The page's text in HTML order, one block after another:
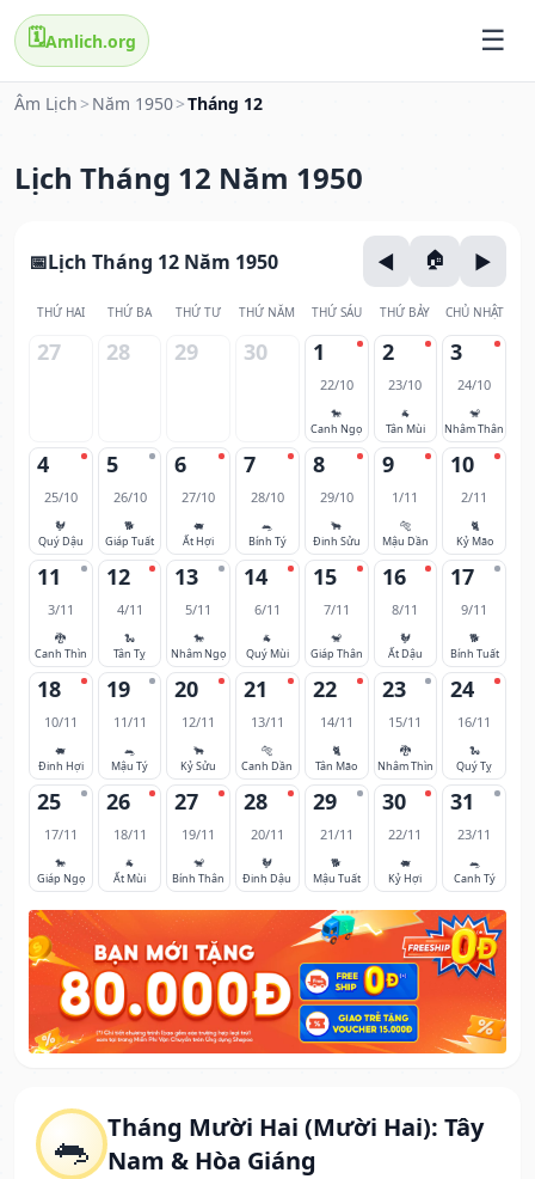
🗓️Amlich.org
Âm Lịch > Năm 1950>Tháng 12
Lịch Tháng 12 Năm 1950
🐀 Tháng Mười Hai (Mười Hai): Tây
Nam & Hòa Giáng
Lịch Tháng 12 Năm 1950
THỨ HAI THỨ BA THỨ TƯ THỨ NĂM THỨ SÁU THỨ BẢY CHỦ NHẬT
27 28 29 30 1
22/10
🐎
Canh Ngọ
2
23/10
🐐
Tân Mùi
3
24/10
🐒
Nhâm Thân
4
25/10
🐓
Quý Dậu
5
26/10
🐕
Giáp Tuất
6
27/10
🐖
Ất Hợi
7
28/10
🐀
Bính Tý
8
29/10
🐂
Đinh Sửu
9
1/11
🐅
Mậu Dần
10
2/11
🐈
Kỷ Mão
11
3/11
🐉
Canh Thìn
12
4/11
🐍
Tân Tỵ
13
5/11
🐎
Nhâm Ngọ
14
6/11
🐐
Quý Mùi
15
7/11
🐒
Giáp Thân
16
8/11
🐓
Ất Dậu
17
9/11
🐕
Bính Tuất
18
10/11
🐖
Đinh Hợi
19
11/11
🐀
Mậu Tý
20
12/11
🐂
Kỷ Sửu
21
13/11
🐅
Canh Dần
22
14/11
🐈
Tân Mão
23
15/11
🐉
Nhâm Thìn
24
16/11
🐍
Quý Tỵ
25
17/11
🐎
Giáp Ngọ
26
18/11
🐐
Ất Mùi
27
19/11
🐒
Bính Thân
28
20/11
🐓
Đinh Dậu
29
21/11
🐕
Mậu Tuất
30
22/11
🐖
Kỷ Hợi
31
23/11
🐀
Canh Tý